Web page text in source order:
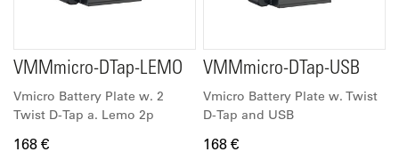
VMMmicro-DTap-LEMO
Vmicro Battery Plate w. 2
Twist D-Tap a. Lemo 2p
168 €
VMMmicro-DTap-USB
Vmicro Battery Plate w. Twist
D-Tap and USB
168 €